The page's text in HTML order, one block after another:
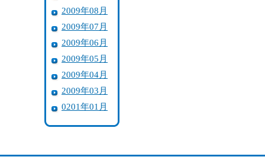
2009年08月
2009年07月
2009年06月
2009年05月
2009年04月
2009年03月
0201年01月